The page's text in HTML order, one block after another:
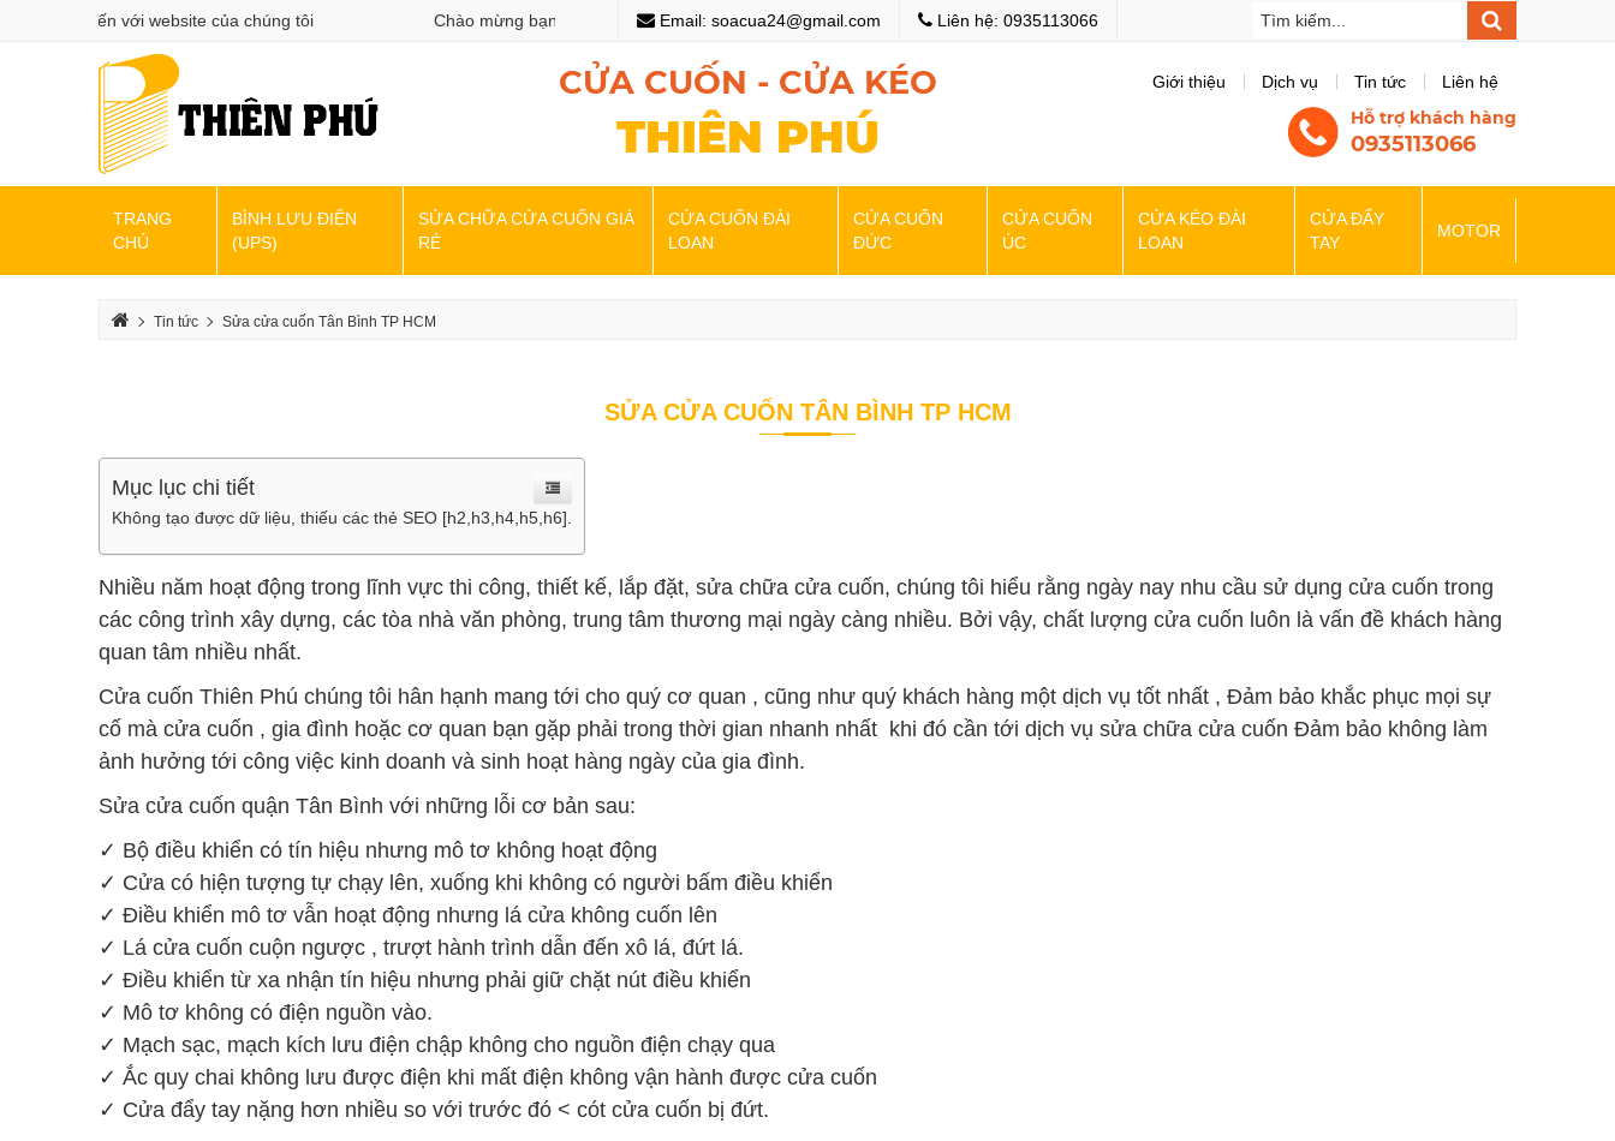
bạn đến với website của chúng tôi Chào mừng bạn đến với website của chúng tôi Chào mừng bạn đến với website của chúng tôi
Email: soacua24@gmail.com Liên hệ: 0935113066
CỬA CUỐN - CỬA KÉO
THIÊN PHÚ
Giới thiệu Dịch vụ Tin tức Liên hệ
Hỗ trợ khách hàng
0935113066
TRANG
CHỦ
BÌNH LƯU ĐIỆN
(UPS)
SỬA CHỮA CỬA CUỐN GIÁ
RẺ
CỬA CUỐN ĐÀI
LOAN
CỬA CUỐN
ĐỨC
CỬA CUỐN
ÚC
CỬA KÉO ĐÀI
LOAN
CỬA ĐẨY
TAY
MOTOR
Tin tức Sửa cửa cuốn Tân Bình TP HCM
SỬA CỬA CUỐN TÂN BÌNH TP HCM
Mục lục chi tiết
Không tạo được dữ liệu, thiếu các thẻ SEO [h2,h3,h4,h5,h6].
Nhiều năm hoạt động trong lĩnh vực thi công, thiết kế, lắp đặt, sửa chữa cửa cuốn, chúng tôi hiểu rằng ngày nay nhu cầu sử dụng cửa cuốn trong
các công trình xây dựng, các tòa nhà văn phòng, trung tâm thương mại ngày càng nhiều. Bởi vậy, chất lượng cửa cuốn luôn là vấn đề khách hàng
quan tâm nhiều nhất.
Cửa cuốn Thiên Phú chúng tôi hân hạnh mang tới cho quý cơ quan , cũng như quý khách hàng một dịch vụ tốt nhất , Đảm bảo khắc phục mọi sự
cố mà cửa cuốn , gia đình hoặc cơ quan bạn gặp phải trong thời gian nhanh nhất khi đó cần tới dịch vụ sửa chữa cửa cuốn Đảm bảo không làm
ảnh hưởng tới công việc kinh doanh và sinh hoạt hàng ngày của gia đình.
Sửa cửa cuốn quận Tân Bình với những lỗi cơ bản sau:
✓ Bộ điều khiển có tín hiệu nhưng mô tơ không hoạt động
✓ Cửa có hiện tượng tự chạy lên, xuống khi không có người bấm điều khiển
✓ Điều khiển mô tơ vẫn hoạt động nhưng lá cửa không cuốn lên
✓ Lá cửa cuốn cuộn ngược , trượt hành trình dẫn đến xô lá, đứt lá.
✓ Điều khiển từ xa nhận tín hiệu nhưng phải giữ chặt nút điều khiển
✓ Mô tơ không có điện nguồn vào.
✓ Mạch sạc, mạch kích lưu điện chập không cho nguồn điện chạy qua
✓ Ắc quy chai không lưu được điện khi mất điện không vận hành được cửa cuốn
✓ Cửa đẩy tay nặng hơn nhiều so với trước đó < cót cửa cuốn bị đứt.